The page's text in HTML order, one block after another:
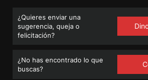
¿Quieres enviar una
sugerencia, queja o
felicitación?
¿No has encontrado lo que
buscas?